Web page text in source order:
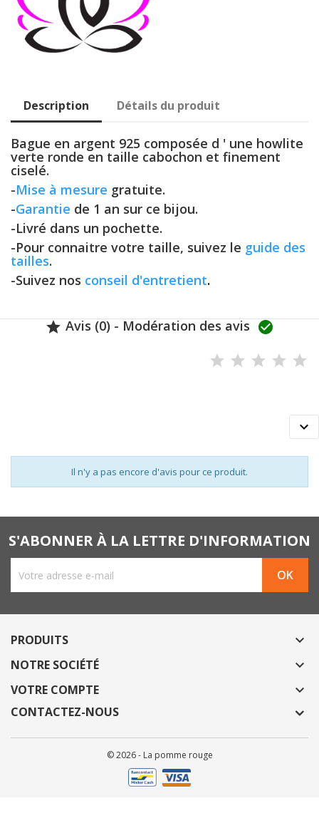
Description Détails du produit
Bague en argent 925 composée d ' une howlite
verte ronde en taille cabochon et finement
ciselé.
-Mise à mesure gratuite.
-Garantie de 1 an sur ce bijou.
-Livré dans un pochette.
-Pour connaitre votre taille, suivez le guide des
tailles.
-Suivez nos conseil d'entretient.
 Avis (0) - Modération des avis 

Il n'y a pas encore d'avis pour ce produit.
S'ABONNER À LA LETTRE D'INFORMATION
PRODUITS 
NOTRE SOCIÉTÉ 
VOTRE COMPTE 
CONTACTEZ-NOUS
© 2026 - La pomme rouge